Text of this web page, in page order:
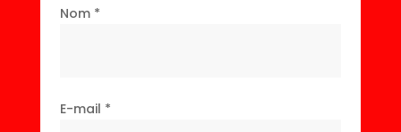
Nom *
E-mail *